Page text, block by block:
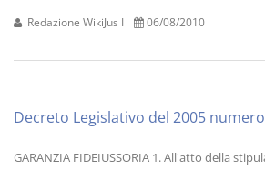
Redazione WikiJus I 06/08/2010
Decreto Legislativo del 2005
GARANZIA FIDEIUSSORIA 1. All'atto della